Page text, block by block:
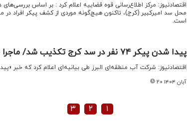
اقتصادنیوز: مرکز اطلاع‌رسانی قوه قضاییه اعلام کرد : بر اساس
محل سد امیرکبیر (کرج)، تاکنون هیچ‌گونه موردی از کشف پیکر افراد
است.
پیدا شدن پیکر ۷۴ نفر در سد کرج تکذیب شد/ ماجرا چیست؟
اقتصادنیوز: شرکت آب منطقه‌ای البرز طی بیانیه‌ای اعلام کرد که خبر «پیدا شدن پیکر ۷۴ نفر در
۲۰ آبان ۱۴۰۴
۱ ۲ ۳